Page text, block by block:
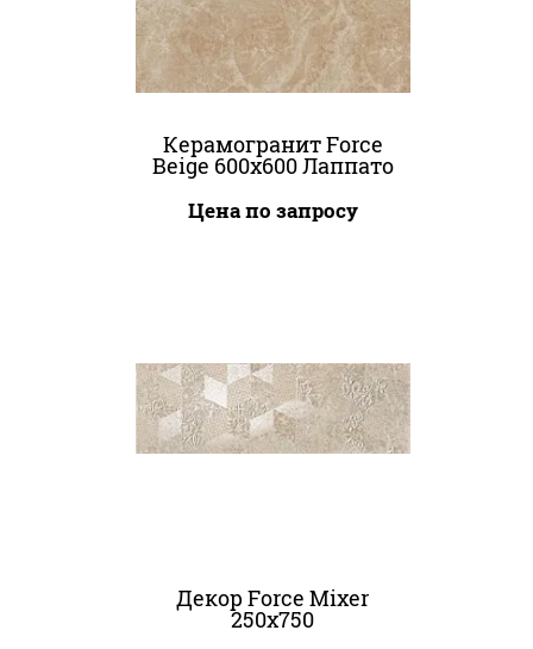
Керамогранит Force
Beige 600x600 Лаппато
Цена по запросу
Декор Force Mixer
250x750